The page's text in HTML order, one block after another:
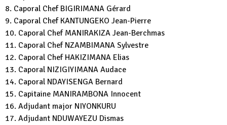
8. Caporal Chef BIGIRIMANA Gérard
9. Caporal Chef KANTUNGEKO Jean-Pierre
10. Caporal Chef MANIRAKIZA Jean-Berchmas
11. Caporal Chef NZAMBIMANA Sylvestre
12. Caporal Chef HAKIZIMANA Elias
13. Caporal NIZIGIYIMANA Audace
14. Caporal NDAYISENGA Bernard
15. Capitaine MANIRAMBONA Innocent
16. Adjudant major NIYONKURU
17. Adjudant NDUWAYEZU Dismas